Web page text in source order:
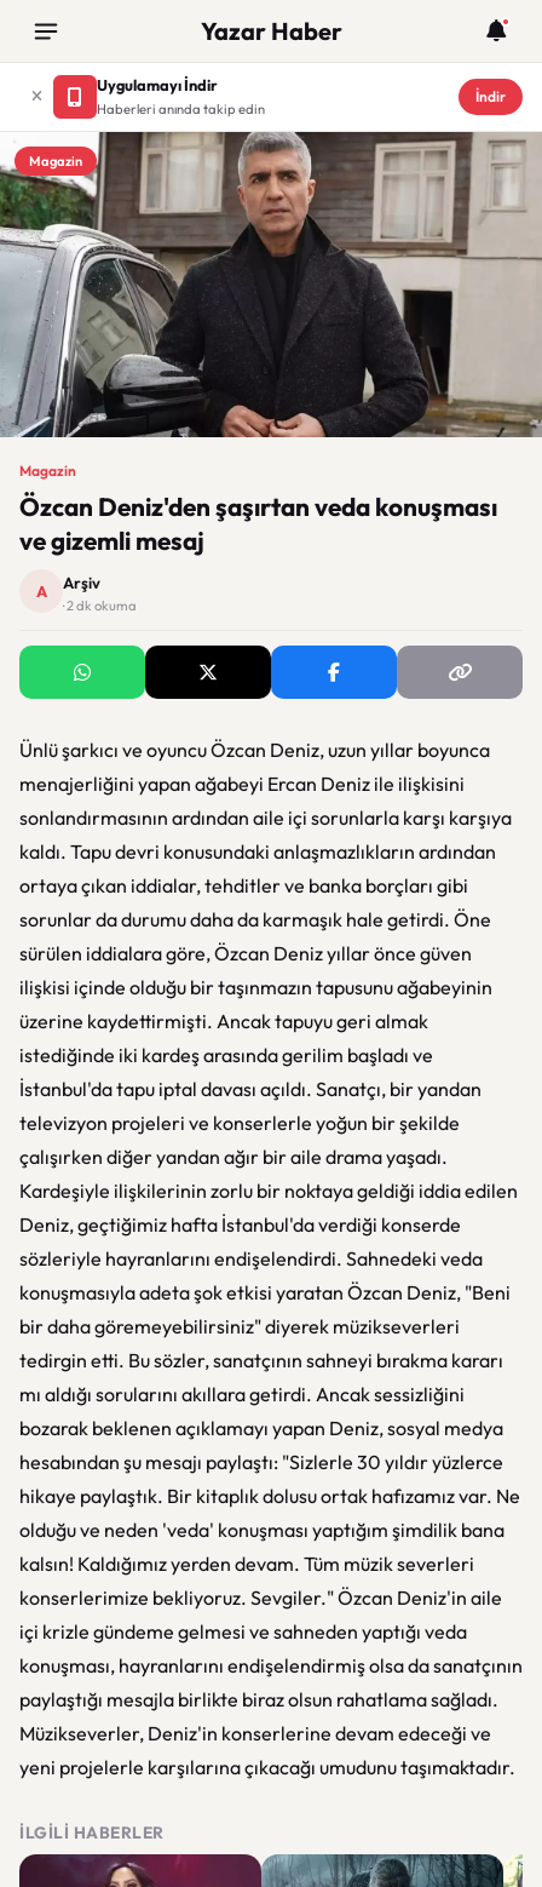
Yazar Haber
Uygulamayı İndir
Haberleri anında takip edin
İndir
Magazin
Magazin
Özcan Deniz'den şaşırtan veda konuşması
ve gizemli mesaj
A Arşiv
· 2 dk okuma
Ünlü şarkıcı ve oyuncu Özcan Deniz, uzun yıllar boyunca
menajerliğini yapan ağabeyi Ercan Deniz ile ilişkisini
sonlandırmasının ardından aile içi sorunlarla karşı karşıya
kaldı. Tapu devri konusundaki anlaşmazlıkların ardından
ortaya çıkan iddialar, tehditler ve banka borçları gibi
sorunlar da durumu daha da karmaşık hale getirdi. Öne
sürülen iddialara göre, Özcan Deniz yıllar önce güven
ilişkisi içinde olduğu bir taşınmazın tapusunu ağabeyinin
üzerine kaydettirmişti. Ancak tapuyu geri almak
istediğinde iki kardeş arasında gerilim başladı ve
İstanbul'da tapu iptal davası açıldı. Sanatçı, bir yandan
televizyon projeleri ve konserlerle yoğun bir şekilde
çalışırken diğer yandan ağır bir aile drama yaşadı.
Kardeşiyle ilişkilerinin zorlu bir noktaya geldiği iddia edilen
Deniz, geçtiğimiz hafta İstanbul'da verdiği konserde
sözleriyle hayranlarını endişelendirdi. Sahnedeki veda
konuşmasıyla adeta şok etkisi yaratan Özcan Deniz, "Beni
bir daha göremeyebilirsiniz" diyerek müzikseverleri
tedirgin etti. Bu sözler, sanatçının sahneyi bırakma kararı
mı aldığı sorularını akıllara getirdi. Ancak sessizliğini
bozarak beklenen açıklamayı yapan Deniz, sosyal medya
hesabından şu mesajı paylaştı: "Sizlerle 30 yıldır yüzlerce
hikaye paylaştık. Bir kitaplık dolusu ortak hafızamız var. Ne
olduğu ve neden 'veda' konuşması yaptığım şimdilik bana
kalsın! Kaldığımız yerden devam. Tüm müzik severleri
konserlerimize bekliyoruz. Sevgiler." Özcan Deniz'in aile
içi krizle gündeme gelmesi ve sahneden yaptığı veda
konuşması, hayranlarını endişelendirmiş olsa da sanatçının
paylaştığı mesajla birlikte biraz olsun rahatlama sağladı.
Müzikseverler, Deniz'in konserlerine devam edeceği ve
yeni projelerle karşılarına çıkacağı umudunu taşımaktadır.
İLGILI HABERLER